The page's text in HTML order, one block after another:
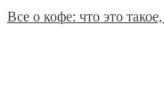
Все о кофе: что это